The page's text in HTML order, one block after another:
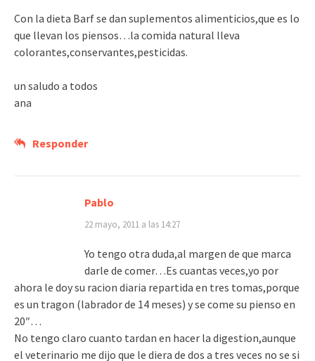
Con la dieta Barf se dan suplementos alimenticios,que es lo
que llevan los piensos…la comida natural lleva
colorantes,conservantes,pesticidas.
un saludo a todos
ana
Responder
Pablo
22 mayo, 2011 a las 14:27
Yo tengo otra duda,al margen de que marca
darle de comer…Es cuantas veces,yo por
ahora le doy su racion diaria repartida en tres tomas,porque
es un tragon (labrador de 14 meses) y se come su pienso en
20″…
No tengo claro cuanto tardan en hacer la digestion,aunque
el veterinario me dijo que le diera de dos a tres veces no se si